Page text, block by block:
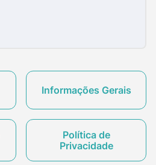
Informações Gerais
Política de
Privacidade